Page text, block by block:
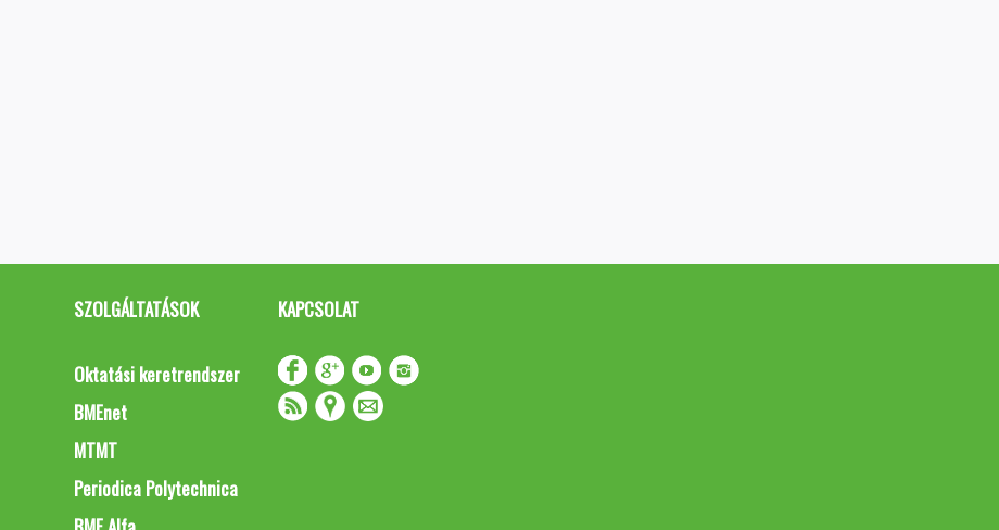
SZOLGÁLTATÁSOK
Oktatási keretrendszer
BMEnet
MTMT
Periodica Polytechnica
KAPCSOLAT